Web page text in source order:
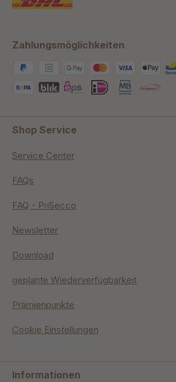
Zahlungsmöglichkeiten
Shop Service
Service Center
FAQs
FAQ - PriSecco
Newsletter
Download
geplante Wiederverfügbarkeit
Prämienpunkte
Cookie Einstellungen
Informationen